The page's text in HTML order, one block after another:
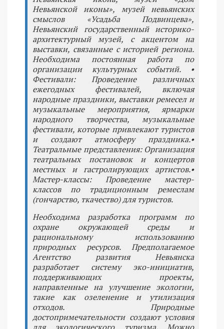
Невьянской иконы», музей невьянских
смыслов «Усадьба Подвинцева»,
Невьянский государственный историко-
архитектурный музей, с акцентом на
выставки, связанные с историей региона.
Необходима постоянная работа по
организации культурных событий. •
Фестивали: Проведение различных
ежегодных фестивалей, включая
народные праздники, выставки ремесел и
музыкальные мероприятия, ярмарки
народного творчества, музыкальные
фестивали, которые привлекают туристов
и создают атмосферу праздника.•
Театральные представления: Организация
театральных постановок и концертов
местных и гастролирующих артистов.•
Мастер-классы: Проведение мастер-
классов по традиционным ремеслам
(гончарство, ткачество) для туристов.
Необходима разработка программ по
охране окружающей среды и
рациональному использованию
природных ресурсов. Предполагаемое
Агентство развития Невьянска
разработает систему эко-инициатив,
поддерживающих проекты,
направленные на улучшение экологии,
такие как озеленение и утилизация
отходов. Природные
достопримечательности создают условия